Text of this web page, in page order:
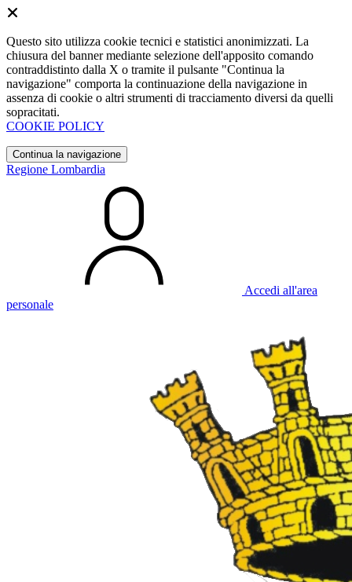
Questo sito utilizza cookie tecnici e statistici anonimizzati. La
chiusura del banner mediante selezione dell'apposito comando
contraddistinto dalla X o tramite il pulsante "Continua la
navigazione" comporta la continuazione della navigazione in
assenza di cookie o altri strumenti di tracciamento diversi da quelli
sopracitati.
COOKIE POLICY
Continua la navigazione
Regione Lombardia
Accedi all'area
personale